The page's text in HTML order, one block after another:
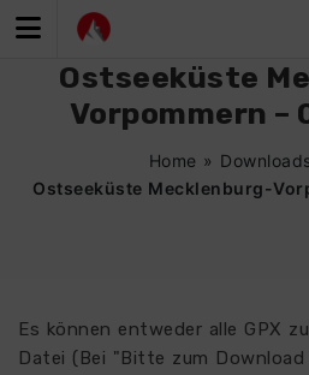
Inhalt
Ostseeküste
Vorpommern –
Home »
Ostseeküste Mecklenburg-
Es können entweder alle GPX
Datei (Bei "Bitte zum